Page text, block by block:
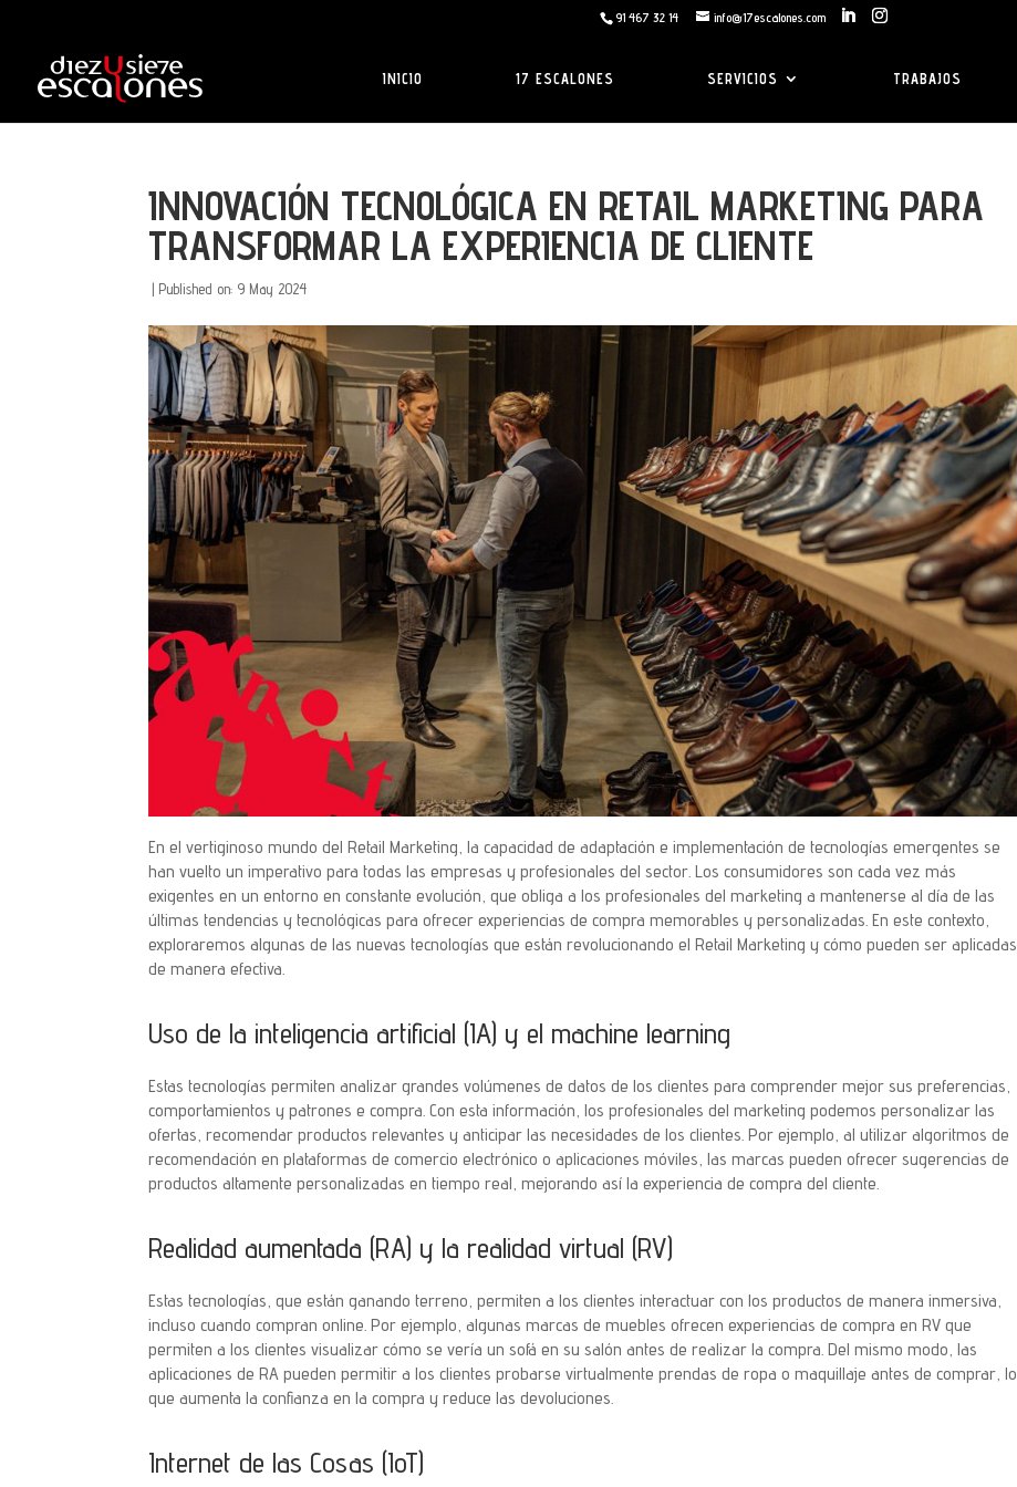
91 467 32 14 info@17escalones.com
INICIO 17 ESCALONES SERVICIOS TRABAJOS
INNOVACIÓN TECNOLÓGICA EN RETAIL MARKETING PARA
TRANSFORMAR LA EXPERIENCIA DE CLIENTE
| Published on: 9 May 2024
En el vertiginoso mundo del Retail Marketing, la capacidad de adaptación e implementación de tecnologías emergentes se
han vuelto un imperativo para todas las empresas y profesionales del sector. Los consumidores son cada vez más
exigentes en un entorno en constante evolución, que obliga a los profesionales del marketing a mantenerse al día de las
últimas tendencias y tecnológicas para ofrecer experiencias de compra memorables y personalizadas. En este contexto,
exploraremos algunas de las nuevas tecnologías que están revolucionando el Retail Marketing y cómo pueden ser aplicadas
de manera efectiva.
Uso de la inteligencia artificial (IA) y el machine learning
Estas tecnologías permiten analizar grandes volúmenes de datos de los clientes para comprender mejor sus preferencias,
comportamientos y patrones e compra. Con esta información, los profesionales del marketing podemos personalizar las
ofertas, recomendar productos relevantes y anticipar las necesidades de los clientes. Por ejemplo, al utilizar algoritmos de
recomendación en plataformas de comercio electrónico o aplicaciones móviles, las marcas pueden ofrecer sugerencias de
productos altamente personalizadas en tiempo real, mejorando así la experiencia de compra del cliente.
Realidad aumentada (RA) y la realidad virtual (RV)
Estas tecnologías, que están ganando terreno, permiten a los clientes interactuar con los productos de manera inmersiva,
incluso cuando compran online. Por ejemplo, algunas marcas de muebles ofrecen experiencias de compra en RV que
permiten a los clientes visualizar cómo se vería un sofá en su salón antes de realizar la compra. Del mismo modo, las
aplicaciones de RA pueden permitir a los clientes probarse virtualmente prendas de ropa o maquillaje antes de comprar, lo
que aumenta la confianza en la compra y reduce las devoluciones.
Internet de las Cosas (IoT)